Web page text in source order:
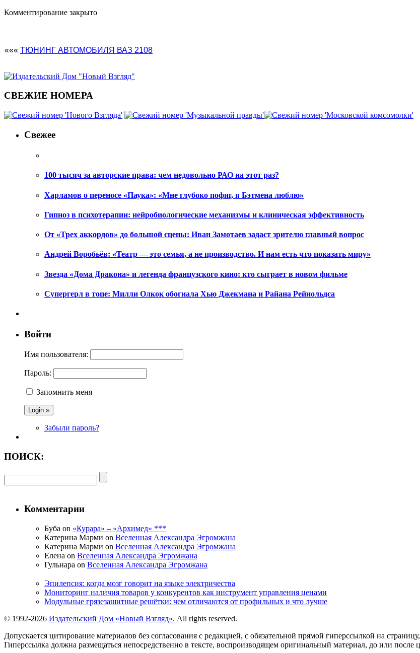
Комментирование закрыто
««« ТЮНИНГ АВТОМОБИЛЯ ВАЗ 2108
СВЕЖИЕ НОМЕРА
Свежее
100 тысяч за авторские права: чем недовольно РАО на этот раз?
Харламов о переносе «Паука»: «Мне глубоко пофиг, я Бэтмена люблю»
Гипноз в психотерапии: нейробиологические механизмы и клиническая эффективность
От «Трех аккордов» до большой сцены: Иван Замотаев задаст зрителю главный вопрос
Андрей Воробьёв: «Театр — это семья, а не производство. И нам есть что показать миру»
Звезда «Дома Дракона» и легенда французского кино: кто сыграет в новом фильме
Супергерл в топе: Милли Олкок обогнала Хью Джекмана и Райана Рейнольдса
Войти
Имя пользователя:
Пароль:
Запомнить меня
Забыли пароль?
ПОИСК:
Комментарии
Буба on «Курара» – «Архимед» ***
Катерина Марми on Вселенная Александра Эгромжана
Катерина Марми on Вселенная Александра Эгромжана
Елена on Вселенная Александра Эгромжана
Гульнара on Вселенная Александра Эгромжана
Эпилепсия: когда мозг говорит на языке электричества
Мониторинг наличия товаров у конкурентов как инструмент управления ценами
Модульные грязезащитные решётки: чем отличаются от профильных и что лучше
© 1992-2026 Издательский Дом «Новый Взгляд». All rights reserved.
Допускается цитирование материалов без согласования с редакцией, с обязательной прямой гиперссылкой на
Гиперссылка должна размещаться непосредственно в тексте, воспроизводящем оригинальный материал, до или после